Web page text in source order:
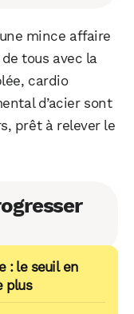
mince affaire
tous avec la
cardio
d’acier sont
prêt à relever le
: le seuil en
plus